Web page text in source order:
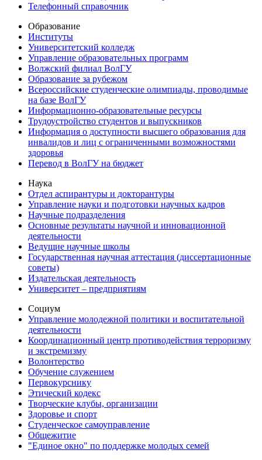
Телефонный справочник
Образование
Институты
Университетский колледж
Управление образовательных программ
Волжский филиал ВолГУ
Образование за рубежом
Всероссийские студенческие олимпиады, проводимые
на базе ВолГУ
Информационно-образовательные ресурсы
Трудоустройство студентов и выпускников
Информация о доступности высшего образования для
инвалидов и лиц с ограниченными возможностями
здоровья
Перевод в ВолГУ на бюджет
Наука
Отдел аспирантуры и докторантуры
Управление науки и подготовки научных кадров
Научные подразделения
Основные результаты научной и инновационной
деятельности
Ведущие научные школы
Государственная научная аттестация (диссертационные
советы)
Издательская деятельность
Университет – предприятиям
Социум
Управление молодежной политики и воспитательной
деятельности
Координационный центр противодействия терроризму
и экстремизму
Волонтерство
Обучение служением
Первокурснику
Этический кодекс
Творческие клубы, организации
Здоровье и спорт
Студенческое самоуправление
Общежитие
"Единое окно" по поддержке молодых семей